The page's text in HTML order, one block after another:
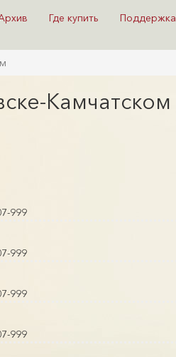
Где купить Поддержка
Камчатском
999
999
999
999